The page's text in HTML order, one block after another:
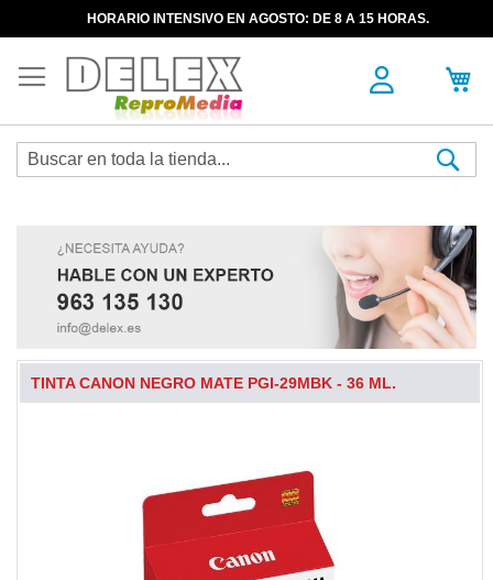
HORARIO INTENSIVO EN AGOSTO: DE 8 A 15 HORAS.
TINTA CANON NEGRO MATE PGI-29MBK - 36 ML.